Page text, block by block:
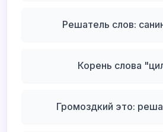
Решатель слов:
Корень слова
Громоздкий это: